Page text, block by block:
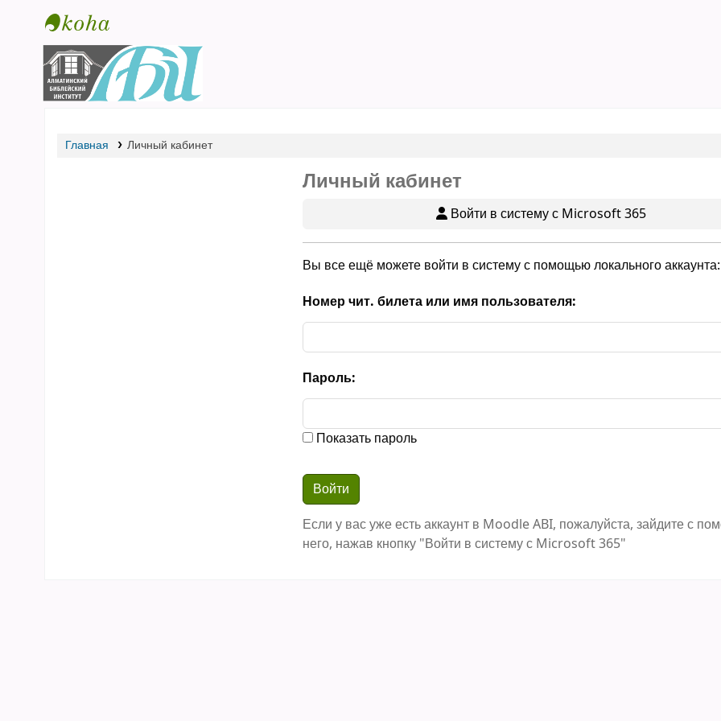
Библиотека АБИ
Главная Личный кабинет
Личный кабинет
Войти в систему с Microsoft 365
Вы все ещё можете войти в систему с помощью локального аккаунта:
Номер чит. билета или имя пользователя:
Пароль:
Показать пароль
Если у вас уже есть аккаунт в Moodle ABI, пожалуйста, зайдите с
него, нажав кнопку "Войти в систему с Microsoft 365"